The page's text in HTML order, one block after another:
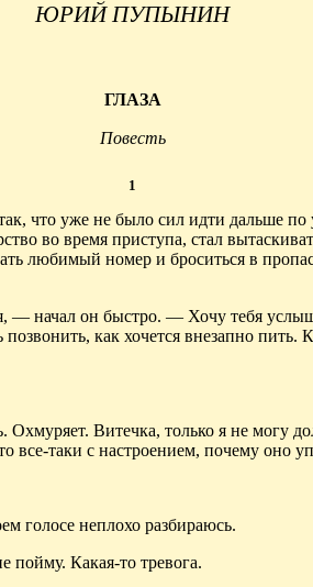
ЮРИЙ ПУПЫНИН
ГЛАЗА
Повесть
1
что уже не было сил идти дальше
во время приступа, стал
любимый номер и броситься в
— начал он быстро. — Хочу тебя
позвонить, как хочется внезапно пить.
Витечка, только я не могу
все-таки с настроением, почему оно
голосе неплохо разбираюсь.
Какая-то тревога.